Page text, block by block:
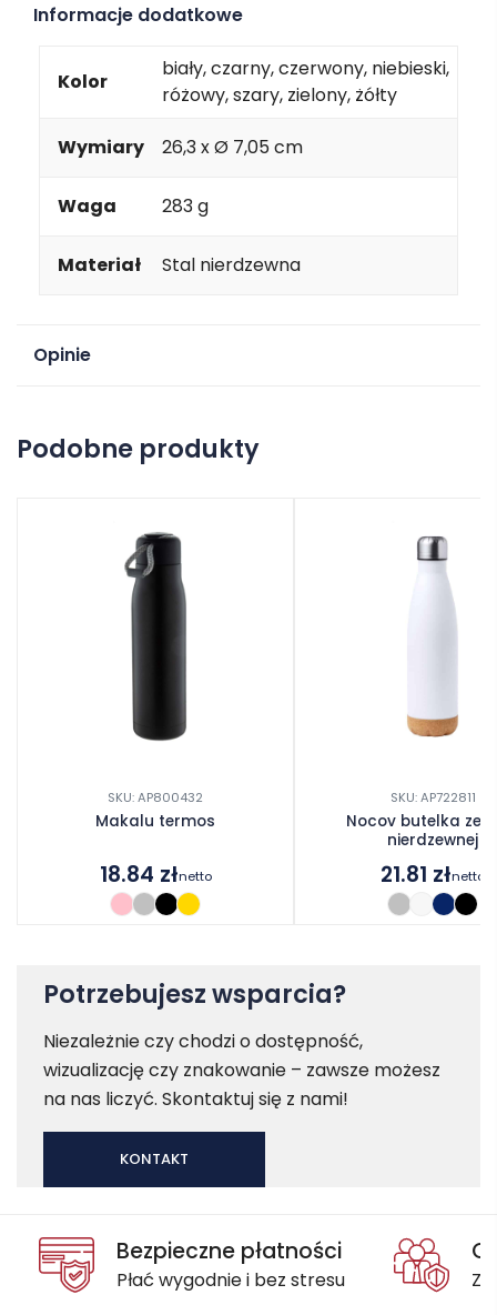
Informacje dodatkowe
Kolor
biały, czarny, czerwony, niebieski,
różowy, szary, zielony, żółty
Wymiary 26,3 x Ø 7,05 cm
Waga 283 g
Materiał Stal nierdzewna
Opinie
Podobne produkty
SKU: AP800432
Makalu termos
18.84 złnetto
SKU: AP722811
Nocov butelka ze
nierdzewnej
21.81 złnetto
Potrzebujesz wsparcia?
Niezależnie czy chodzi o dostępność,
wizualizację czy znakowanie – zawsze możesz
na nas liczyć. Skontaktuj się z nami!
KONTAKT
Bezpieczne płatności
Płać wygodnie i bez stresu